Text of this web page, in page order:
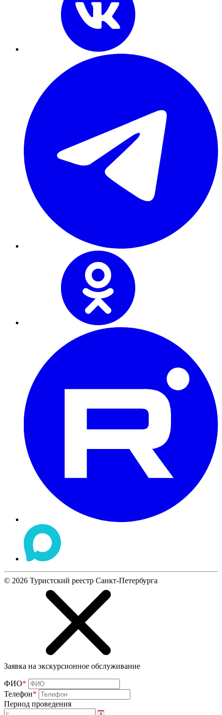
© 2026 Туристский реестр Санкт-Петербурга
Заявка на экскурсионное обслуживание
ФИО*
Телефон*
Период проведения